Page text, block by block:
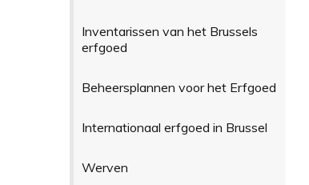
Inventarissen van het Brussels
erfgoed
Beheersplannen voor het Erfgoed
Internationaal erfgoed in Brussel
Werven